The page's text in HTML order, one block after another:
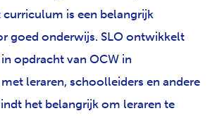
curriculum is een belangrijk
goed onderwijs. SLO ontwikkelt
opdracht van OCW in
leraren, schoolleiders en andere
het belangrijk om leraren te